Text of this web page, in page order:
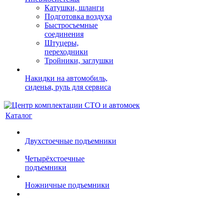
Катушки, шланги
Подготовка воздуха
Быстросъемные
соединения
Штуцеры,
переходники
Тройники, заглушки
Накидки на автомобиль,
сиденья, руль для сервиса
Каталог
Двухстоечные подъемники
Четырёхстоечные
подъемники
Ножничные подъемники